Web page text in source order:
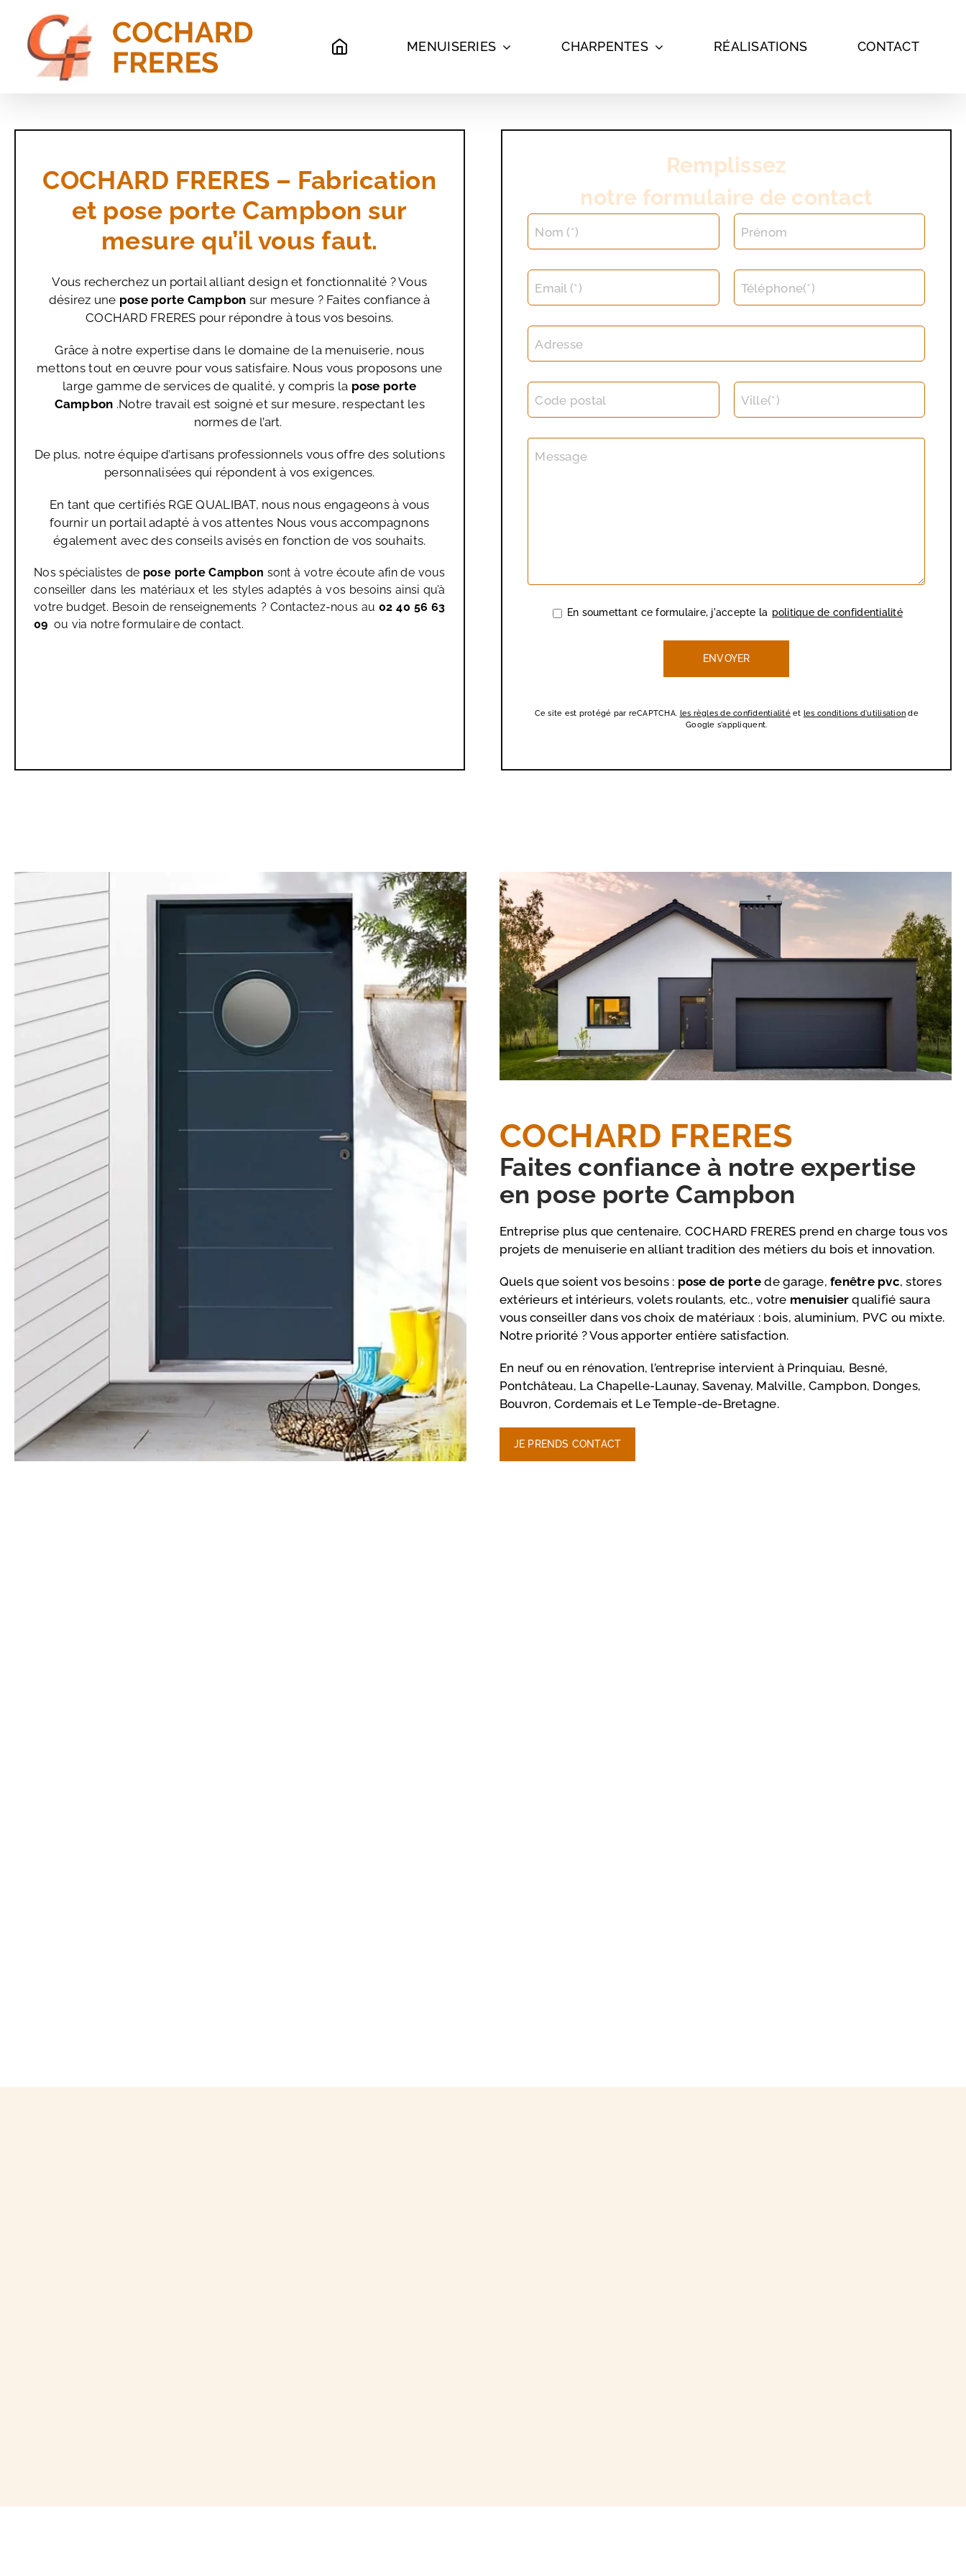
contenu
MENUISERIES CHARPENTES RÉALISATIONS CONTACT
COCHARD FRERES – Fabrication
et pose porte Campbon sur
mesure qu’il vous faut.
Vous recherchez un portail alliant design et fonctionnalité ? Vous
désirez une pose porte Campbon sur mesure ? Faites confiance à
COCHARD FRERES pour répondre à tous vos besoins.
Grâce à notre expertise dans le domaine de la menuiserie, nous
mettons tout en œuvre pour vous satisfaire. Nous vous proposons une
large gamme de services de qualité, y compris la pose porte
Campbon .Notre travail est soigné et sur mesure, respectant les
normes de l’art.
De plus, notre équipe d’artisans professionnels vous offre des solutions
personnalisées qui répondent à vos exigences.
En tant que certifiés RGE QUALIBAT, nous nous engageons à vous
fournir un portail adapté à vos attentes Nous vous accompagnons
également avec des conseils avisés en fonction de vos souhaits.
Nos spécialistes de pose porte Campbon sont à votre écoute afin de vous
conseiller dans les matériaux et les styles adaptés à vos besoins ainsi qu’à
votre budget. Besoin de renseignements ? Contactez-nous au02 40 56 63
09 ou via notre formulaire de contact.
Remplissez
notre formulaire de contact
Nom (*) Prénom
Email (*) Téléphone(*)
Adresse
Code postal Ville(*)
Message
En soumettant ce formulaire, j'accepte la politique de confidentialité
Ce site est protégé par reCAPTCHA. les règles de confidentialitéet les conditions d'utilisation de
Google s'appliquent.
COCHARD FRERES
Faites confiance à notre expertise
en pose porte Campbon
Entreprise plus que centenaire, COCHARD FRERES prend en charge tous vos
projets de menuiserie en alliant tradition des métiers du bois et innovation.
Quels que soient vos besoins : pose de porte de garage,fenêtre pvc, stores
extérieurs et intérieurs, volets roulants, etc., votre menuisier qualifié saura
vous conseiller dans vos choix de matériaux : bois, aluminium, PVC ou mixte.
Notre priorité ? Vous apporter entière satisfaction.
En neuf ou en rénovation, l’entreprise intervient à Prinquiau, Besné,
Pontchâteau, La Chapelle-Launay, Savenay, Malville, Campbon, Donges,
Bouvron, Cordemais et Le Temple-de-Bretagne.
JE PRENDS CONTACT